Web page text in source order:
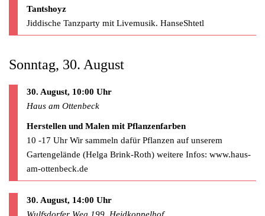
Tantshoyz
Jiddische Tanzparty mit Livemusik. HanseShtetl
Sonntag, 30. August
30. August, 10:00 Uhr
Haus am Ottenbeck
Herstellen und Malen mit Pflanzenfarben
10 -17 Uhr Wir sammeln dafür Pflanzen auf unserem
Gartengelände (Helga Brink-Roth) weitere Infos: www.haus-
am-ottenbeck.de
30. August, 14:00 Uhr